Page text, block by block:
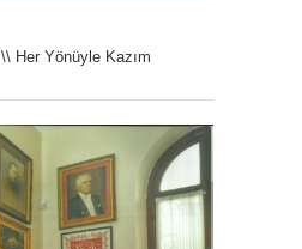
\\ Her Yönüyle Kazım